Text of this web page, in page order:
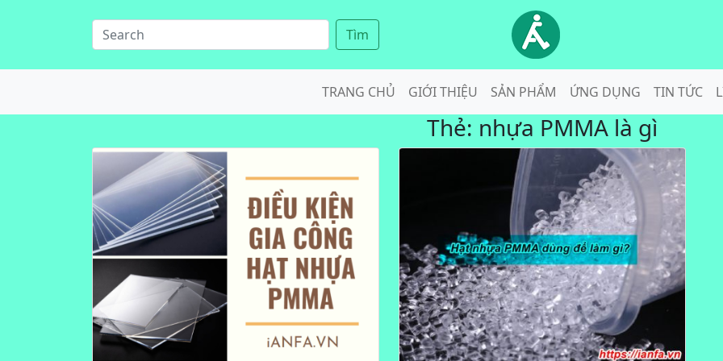
Tìm
TRANG CHỦ GIỚI THIỆU SẢN PHẨM ỨNG DỤNG TIN TỨC
Thẻ: nhựa PMMA là gì